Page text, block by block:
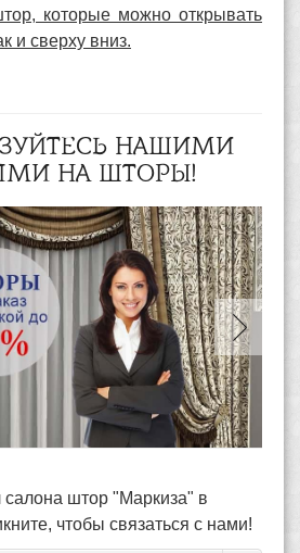
которые можно открывать
и сверху вниз.
НАШИМИ
НА ШТОРЫ!
штор "Маркиза" в
чтобы связаться с нами!